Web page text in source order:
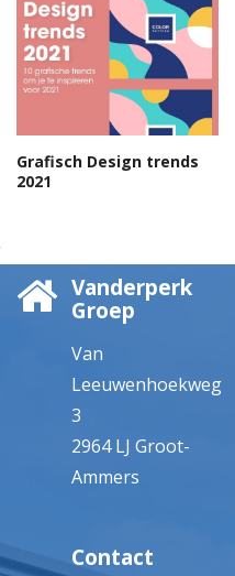
Grafisch Design trends
2021
Vanderperk
Groep
Van
Leeuwenhoekweg
3
2964 LJ Groot-
Ammers
Contact